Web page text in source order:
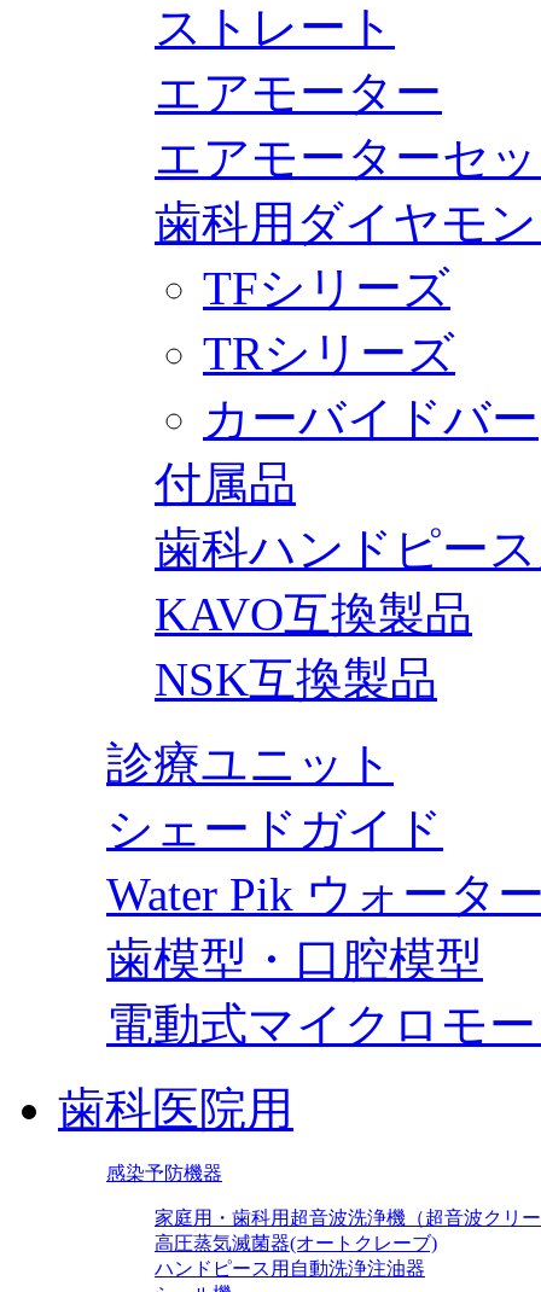
ストレート
エアモーター
エアモーターセ
歯科用ダイヤモ
TFシリーズ
TRシリーズ
カーバイドバー
付属品
歯科ハンドピー
KAVO互換製品
NSK互換製品
診療ユニット
シェードガイド
Water Pik ウォータ
歯模型・口腔模型
電動式マイクロモ
歯科医院用
感染予防機器
家庭用・歯科用超音波洗浄機（超音波クリ
高圧蒸気滅菌器(オートクレーブ)
ハンドピース用自動洗浄注油器